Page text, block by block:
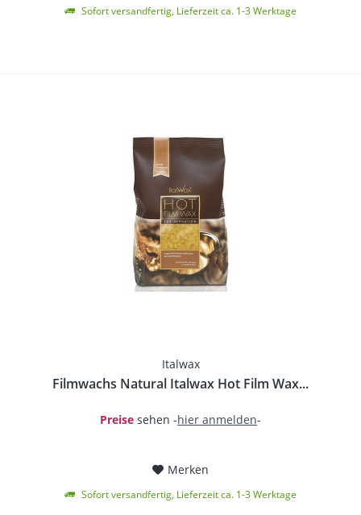
Sofort versandfertig, Lieferzeit ca. 1-3 Werktage
Italwax
Filmwachs Natural Italwax Hot Film Wax...
Preise sehen -hier anmelden-
Merken
Sofort versandfertig, Lieferzeit ca. 1-3 Werktage